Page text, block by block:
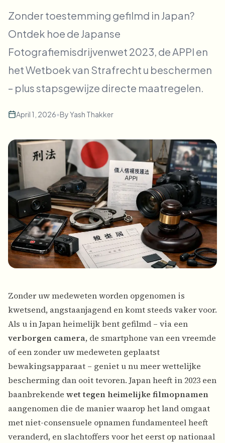
Gezicht wisselen - Video
Video-intelligentie
Batch video vervagen
Verwerk veel video’s in één keer
Bulk gezichtsvervaging
Hoge doorvoer pipelines
Enterprise-zones, beleid en beoordeling
API & SDK
Uploads, taken en webhooks automatiseren
Contactformulier
Video-intelligentie
Achtergrondverwijdering in bulk
Zonder toestemming gefilmd in Japan?
Ontdek hoe de Japanse
Fotografiemisdrijvenwet 2023, de APPI en
het Wetboek van Strafrecht u beschermen
– plus stapsgewijze directe maatregelen.
April 1, 2026•ByYash Thakker
Zonder uw medeweten worden opgenomen is
kwetsend, angstaanjagend en komt steeds vaker voor.
Als u in Japan heimelijk bent gefilmd – via een
verborgen camera, de smartphone van een vreemde
of een zonder uw medeweten geplaatst
bewakingsapparaat – geniet u nu meer wettelijke
bescherming dan ooit tevoren. Japan heeft in 2023 een
baanbrekende wet tegen heimelijke filmopnamen
aangenomen die de manier waarop het land omgaat
met niet-consensuele opnamen fundamenteel heeft
veranderd, en slachtoffers voor het eerst op nationaal